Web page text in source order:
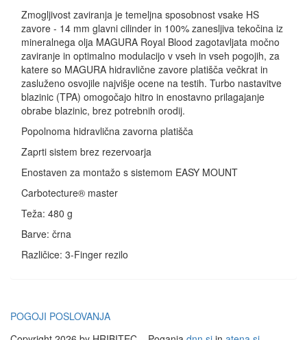
Zmogljivost zaviranja je temeljna sposobnost vsake HS
zavore - 14 mm glavni cilinder in 100% zanesljiva tekočina iz
mineralnega olja MAGURA Royal Blood zagotavljata močno
zaviranje in optimalno modulacijo v vseh in vseh pogojih, za
katere so MAGURA hidravlične zavore platišča večkrat in
zasluženo osvojile najvišje ocene na testih. Turbo nastavitve
blazinic (TPA) omogočajo hitro in enostavno prilagajanje
obrabe blazinic, brez potrebnih orodij.
Popolnoma hidravlična zavorna platišča
Zaprti sistem brez rezervoarja
Enostaven za montažo s sistemom EASY MOUNT
Carbotecture® master
Teža: 480 g
Barve: črna
Različice: 3-Finger rezilo
POGOJI POSLOVANJA